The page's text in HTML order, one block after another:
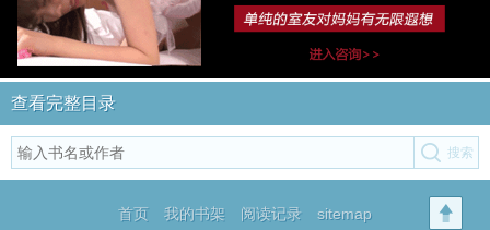
查看完整目录
首页 我的书架 阅读记录 sitemap